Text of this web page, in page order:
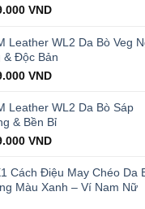
VND.
VNDCurrent
is:
429.000 VND.
Leather WL2 Da Bò Veg
& Độc Bản
VND.
VNDCurrent
is:
399.000 VND.
Leather WL2 Da Bò Sáp
& Bền Bỉ
VND.
VNDCurrent
is:
399.000 VND.
Cách Điệu May Chéo Da
Màu Xanh – Ví Nam Nữ